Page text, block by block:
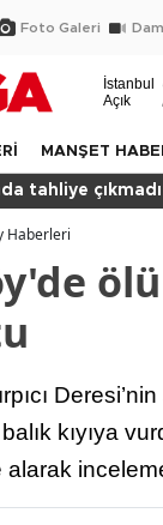
Foto Galeri
İstanbul
Açık
MANŞET
14:32
Haberleri
kıyıya